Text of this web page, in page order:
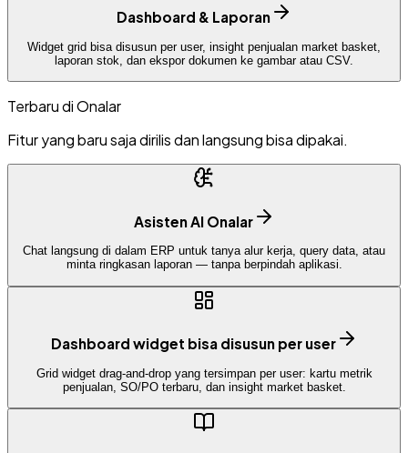
Dashboard & Laporan
Widget grid bisa disusun per user, insight penjualan market basket,
laporan stok, dan ekspor dokumen ke gambar atau CSV.
Terbaru di Onalar
Fitur yang baru saja dirilis dan langsung bisa dipakai.
Asisten AI Onalar
Chat langsung di dalam ERP untuk tanya alur kerja, query data, atau
minta ringkasan laporan — tanpa berpindah aplikasi.
Dashboard widget bisa disusun per user
Grid widget drag-and-drop yang tersimpan per user: kartu metrik
penjualan, SO/PO terbaru, dan insight market basket.